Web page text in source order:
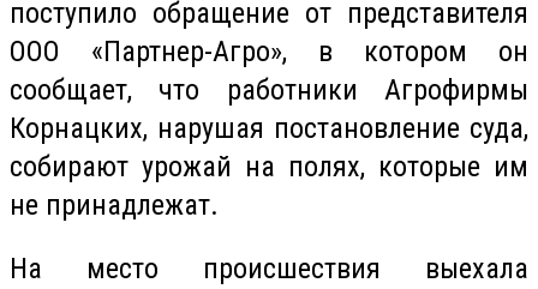
поступило обращение от представителя
ООО «Партнер-Агро», в котором он
сообщает, что работники Агрофирмы
Корнацких, нарушая постановление суда,
собирают урожай на полях, которые им
не принадлежат.
На место происшествия выехала